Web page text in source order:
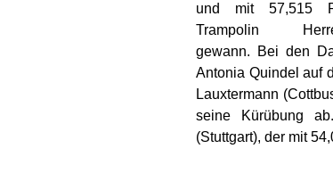
und mit 57,515
Trampolin
gewann. Bei den
Antonia Quindel auf
Lauxtermann
seine Kürübung
(Stuttgart), der mit